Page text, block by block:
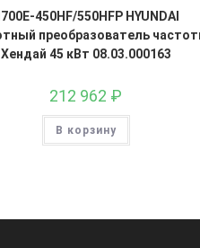
450HF/550HFP HYUNDAI
преобразователь
Хендай 45 кВт 08.03.000163
212 962 ₽
В корзину